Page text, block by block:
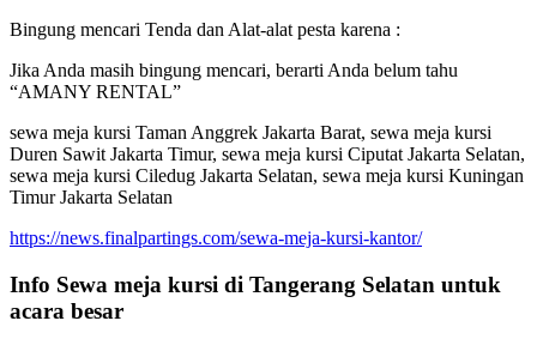
Bingung mencari Tenda dan Alat-alat pesta karena :
Jika Anda masih bingung mencari, berarti Anda belum tahu
“AMANY RENTAL”
sewa meja kursi Taman Anggrek Jakarta Barat, sewa meja kursi
Duren Sawit Jakarta Timur, sewa meja kursi Ciputat Jakarta Selatan,
sewa meja kursi Ciledug Jakarta Selatan, sewa meja kursi Kuningan
Timur Jakarta Selatan
https://news.finalpartings.com/sewa-meja-kursi-kantor/
Info Sewa meja kursi di Tangerang Selatan untuk
acara besar